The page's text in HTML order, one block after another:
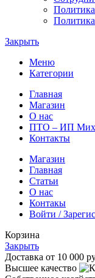
Закрыть
Меню
Категории
Главная
Магазин
О нас
ПТО – ИП
Контакты
Магазин
Главная
Статьи
О нас
Контакы
Войти /
Корзина
Закрыть
Доставка от 10 000
Высшее качество